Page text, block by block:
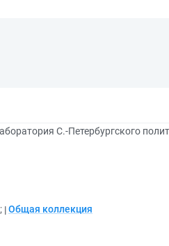
С.-Петербургского
; Общая коллекция